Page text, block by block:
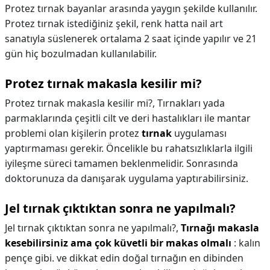
Protez tırnak bayanlar arasında yaygın şekilde kullanılır.
Protez tırnak istediğiniz şekil, renk hatta nail art
sanatıyla süslenerek ortalama 2 saat içinde yapılır ve 21
gün hiç bozulmadan kullanılabilir.
Protez tırnak makasla kesilir mi?
Protez tırnak makasla kesilir mi?, Tırnakları yada
parmaklarında çeşitli cilt ve deri hastalıkları ile mantar
problemi olan kişilerin protez tırnak uygulaması
yaptırmaması gerekir. Öncelikle bu rahatsızlıklarla ilgili
iyileşme süreci tamamen beklenmelidir. Sonrasında
doktorunuza da danışarak uygulama yaptırabilirsiniz.
Jel tırnak çıktıktan sonra ne yapılmalı?
Jel tırnak çıktıktan sonra ne yapılmalı?, Tırnağı makasla
kesebilirsiniz ama çok küvetli bir makas olmalı : kalın
pençe gibi. ve dikkat edin doğal tırnağın en dibinden